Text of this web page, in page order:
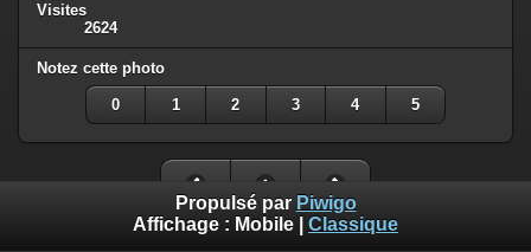
Visites
2624
Notez cette photo
0 1 2 3 4 5
Propulsé par Piwigo
Affichage : Mobile Classique